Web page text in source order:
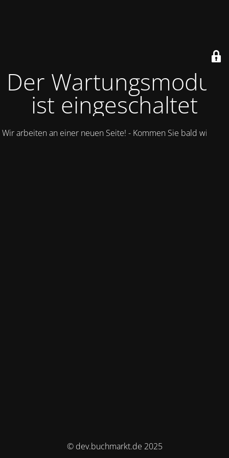
Der Wartungsmodus
ist eingeschaltet
Wir arbeiten an einer neuen Seite! - Kommen Sie bald wieder.
© dev.buchmarkt.de 2025